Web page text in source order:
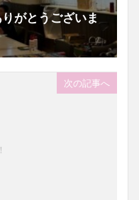
がとうございま
次の記事へ